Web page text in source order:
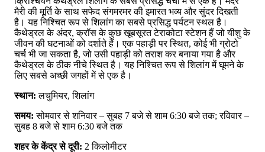
मैरी की मूर्ति के साथ सफेद संगमरमर की इमारत भव्य और सुंदर दिखती
है। यह निश्चित रूप से शिलांग का सबसे प्रसिद्ध पर्यटन स्थल है।
कैथेड्रल के अंदर, क्रॉस के कुछ खूबसूरत टेराकोटा स्टेशन हैं जो यीशु के
जीवन की घटनाओं को दर्शाते हैं। एक पहाड़ी पर स्थित, कोई भी ग्रोटो
चर्च भी जा सकता है, जो उसी पहाड़ी को तराश कर बनाया गया है और
कैथेड्रल के ठीक नीचे स्थित है। यह निश्चित रूप से शिलांग में घूमने के
लिए सबसे अच्छी जगहों में से एक है।
स्थान: लचुमियर, शिलांग
समय: सोमवार से शनिवार – सुबह 7 बजे से शाम 6:30 बजे तक; रविवार –
सुबह 8 बजे से शाम 6:30 बजे तक
शहर के केंद्र से दूरी: 2 किलोमीटर